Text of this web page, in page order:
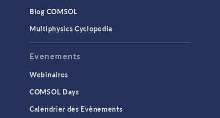
Blog COMSOL
Multiphysics Cyclopedia
Evenements
Webinaires
COMSOL Days
Calendrier des Evènements